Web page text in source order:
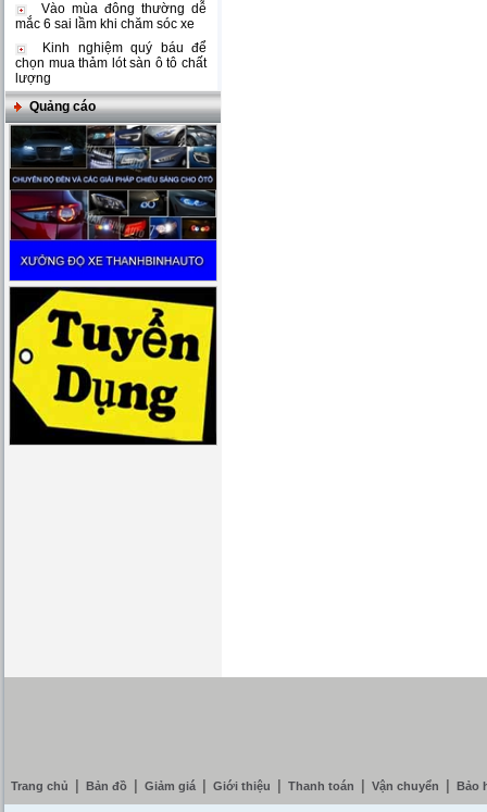
Vào mùa đông thường dễ
mắc 6 sai lầm khi chăm sóc xe
Kinh nghiệm quý báu để
chọn mua thảm lót sàn ô tô chất
lượng
Quảng cáo
Trang chủ Bản đồ Giảm giá Giới thiệu Thanh toán Vận chuyển Bảo